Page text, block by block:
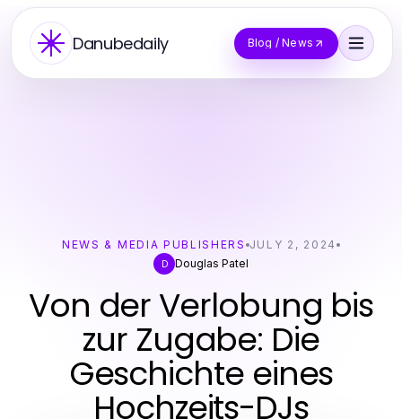
Danubedaily Blog / News
NEWS & MEDIA PUBLISHERS JULY 2, 2024
D Douglas Patel
Von der Verlobung bis
zur Zugabe: Die
Geschichte eines
Hochzeits-DJs